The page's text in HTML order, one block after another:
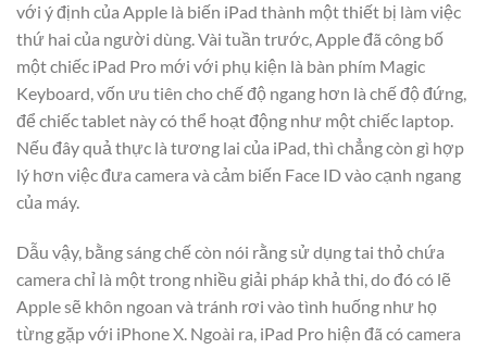
với ý định của Apple là biến iPad thành một thiết bị làm việc
thứ hai của người dùng. Vài tuần trước, Apple đã công bố
một chiếc iPad Pro mới với phụ kiện là bàn phím Magic
Keyboard, vốn ưu tiên cho chế độ ngang hơn là chế độ đứng,
để chiếc tablet này có thể hoạt động như một chiếc laptop.
Nếu đây quả thực là tương lai của iPad, thì chẳng còn gì hợp
lý hơn việc đưa camera và cảm biến Face ID vào cạnh ngang
của máy.
Dẫu vậy, bằng sáng chế còn nói rằng sử dụng tai thỏ chứa
camera chỉ là một trong nhiều giải pháp khả thi, do đó có lẽ
Apple sẽ khôn ngoan và tránh rơi vào tình huống như họ
từng gặp với iPhone X. Ngoài ra, iPad Pro hiện đã có camera